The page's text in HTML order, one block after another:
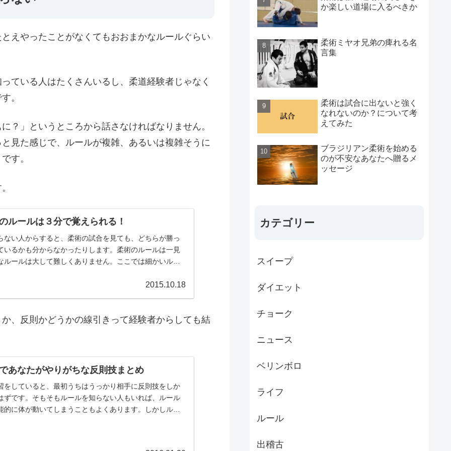
えやったことがなくてもおおまかなルールぐらい
ている人はたくさんいるし、柔道経験者じゃなく
。
？」というところから話さなければなりません。
見た感じで、ルールが複雑、あるいは複雑そうに
す。
ルールは３分で覚えられる！
ない人からすると、柔術の試合を見ても、どちらが勝っ
いるかも分からなかったりします。柔術のルールは一見
ールは大して難しくありません。ここでは細かいルー
2015.10.18
、反則かどうかの線引きって経験者からしても結
あなたがやりがちな反則技まとめ
をしていると、最初うちはうっかり相手に反則技をしか
ずです。そもそもルールを知らない人もいれば、ルール
に体が動いてしまうこともよくあります。しかしルー
か楽しい道場に入るべきか
柔術ミヤオ兄弟の痺れる名
言集
柔術は試合に出ないと強く
なれないのか？について考
えてみた
ブラジリアン柔術を始める
のが不安なあなたへ贈るメ
ッセージ
カテゴリー
スイープ
ダイエット
チョーク
ニュース
ベリンボロ
ライフ
ルール
出稽古